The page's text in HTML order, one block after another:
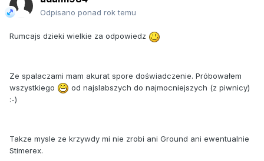
Odpisano ponad rok temu
Rumcajs dzieki wielkie za odpowiedz
Ze spalaczami mam akurat spore doświadczenie. Próbowałem
wszystkiego
od najslabszych do najmocniejszych (z piwnicy)
:-)
Takze mysle ze krzywdy mi nie zrobi ani Ground ani ewentualnie
Stimerex.